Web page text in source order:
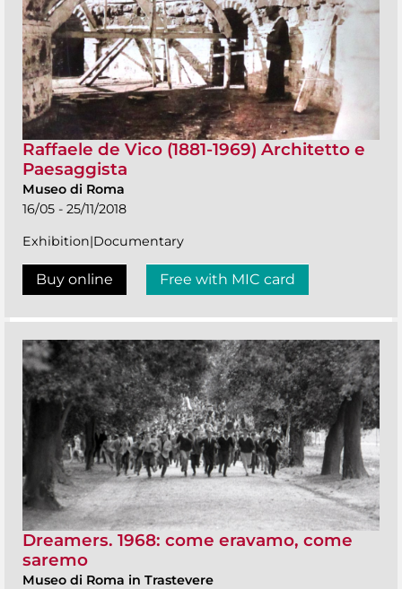
Raffaele de Vico (1881-1969) Architetto e
Paesaggista
Museo di Roma
16/05 - 25/11/2018
Exhibition|Documentary
Buy online Free with MIC card
Dreamers. 1968: come eravamo, come
saremo
Museo di Roma in Trastevere